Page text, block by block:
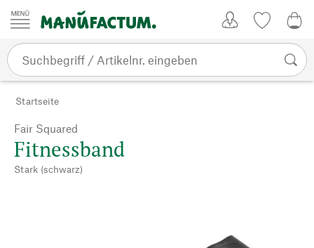
Zum Inhalt springen
Startseite
Fair Squared
Fitnessband
Stark (schwarz)